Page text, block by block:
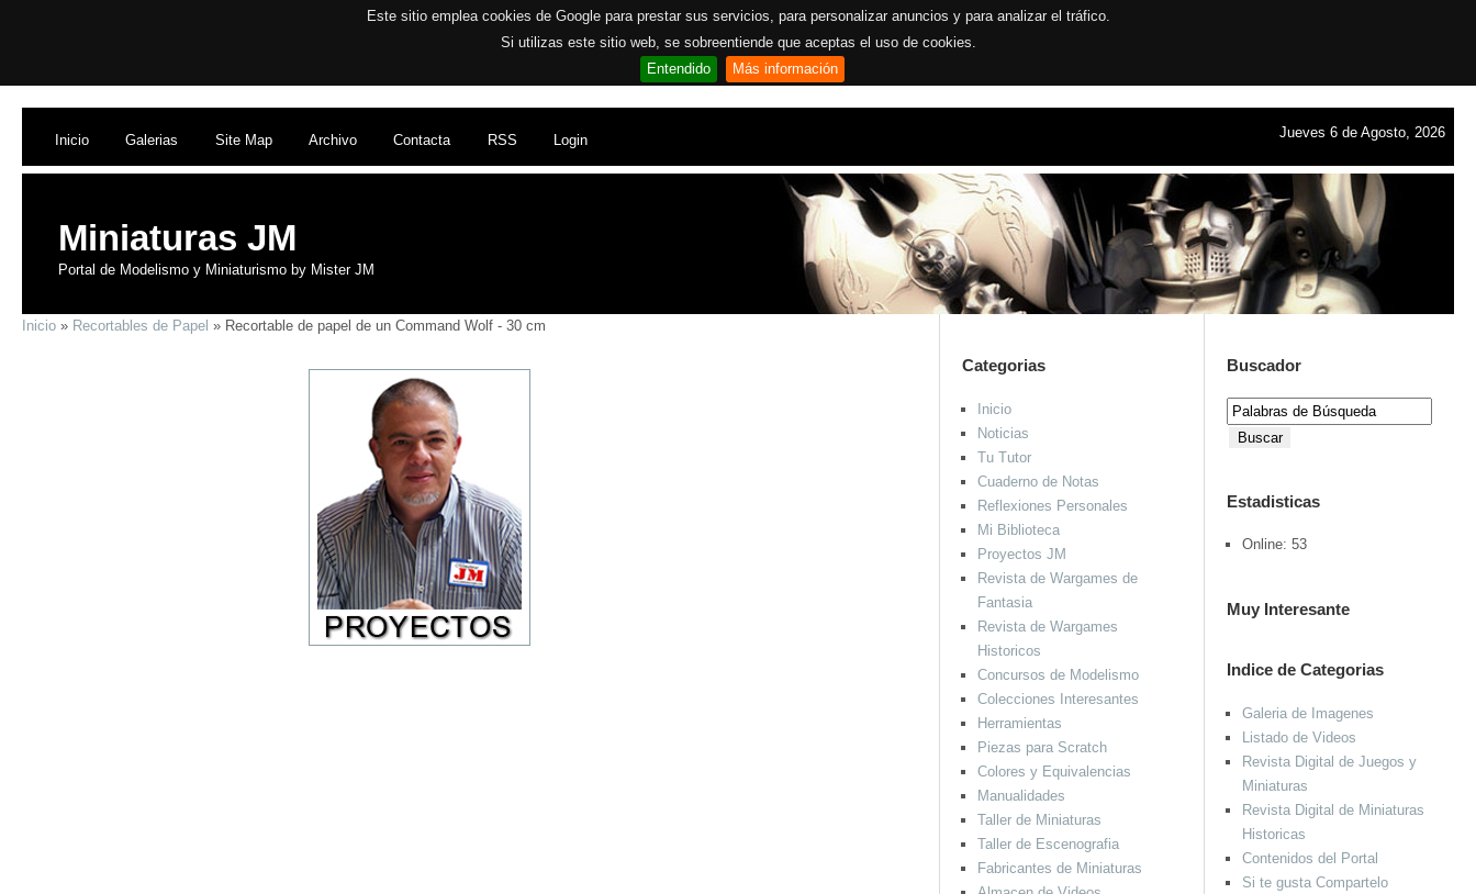
Este sitio emplea cookies de Google para prestar sus servicios, para personalizar anuncios y para analizar el tráfico.
Si utilizas este sitio web, se sobreentiende que aceptas el uso de cookies.
Entendido
Más información
Inicio Galerias Site Map Archivo Contacta RSS Login Jueves 6 de Agosto, 2026
Miniaturas JM
Portal de Modelismo y Miniaturismo by Mister JM
Inicio » Recortables de Papel » Recortable de papel de un Command Wolf - 30 cm
Buscador
Estadisticas
Online: 53
Muy Interesante
Indice de Categorias
Galeria de Imagenes
Listado de Videos
Revista Digital de Juegos y
Miniaturas
Revista Digital de Miniaturas
Historicas
Contenidos del Portal
Si te gusta Compartelo
Categorias
Inicio
Noticias
Tu Tutor
Cuaderno de Notas
Reflexiones Personales
Mi Biblioteca
Proyectos JM
Revista de Wargames de
Fantasia
Revista de Wargames
Historicos
Concursos de Modelismo
Colecciones Interesantes
Herramientas
Piezas para Scratch
Colores y Equivalencias
Manualidades
Taller de Miniaturas
Taller de Escenografia
Fabricantes de Miniaturas